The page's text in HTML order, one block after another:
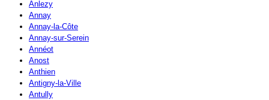
Anlezy
Annay
Annay-la-Côte
Annay-sur-Serein
Annéot
Anost
Anthien
Antigny-la-Ville
Antully